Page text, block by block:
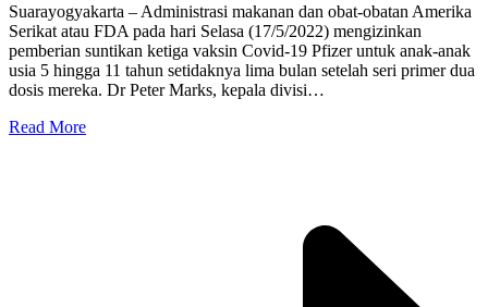
Suarayogyakarta – Administrasi makanan dan obat-obatan Amerika
Serikat atau FDA pada hari Selasa (17/5/2022) mengizinkan
pemberian suntikan ketiga vaksin Covid-19 Pfizer untuk anak-anak
usia 5 hingga 11 tahun setidaknya lima bulan setelah seri primer dua
dosis mereka. Dr Peter Marks, kepala divisi…
Read More